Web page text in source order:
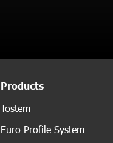
Products
Tostem
Euro Profile System